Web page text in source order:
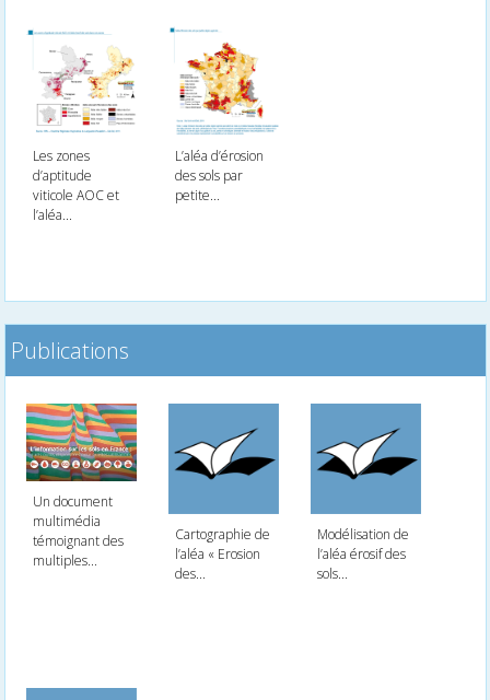
Les zones
d’aptitude
viticole AOC et
l’aléa...
L’aléa d’érosion
des sols par
petite...
Publications
Un document
multimédia
témoignant des
multiples...
Cartographie de
l’aléa « Erosion
des...
Modélisation de
l’aléa érosif des
sols...